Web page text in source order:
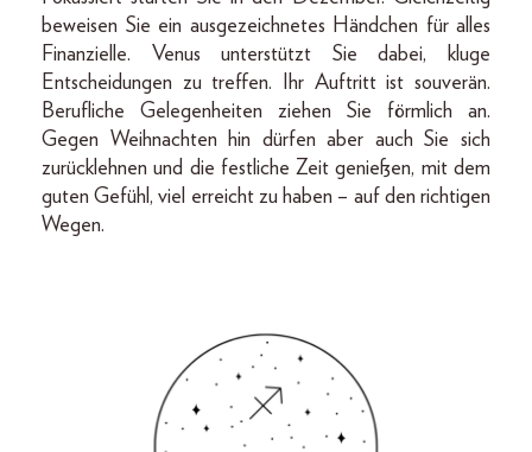
beweisen Sie ein ausgezeichnetes Händchen für alles
Finanzielle. Venus unterstützt Sie dabei, kluge
Entscheidungen zu treffen. Ihr Auftritt ist souverän.
Berufliche Gelegenheiten ziehen Sie förmlich an.
Gegen Weihnachten hin dürfen aber auch Sie sich
zurücklehnen und die festliche Zeit genießen, mit dem
guten Gefühl, viel erreicht zu haben – auf den richtigen
Wegen.